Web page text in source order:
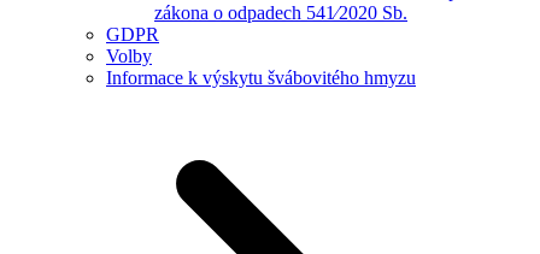
zákona o odpadech 541⁄2020 Sb.
GDPR
Volby
Informace k výskytu švábovitého hmyzu